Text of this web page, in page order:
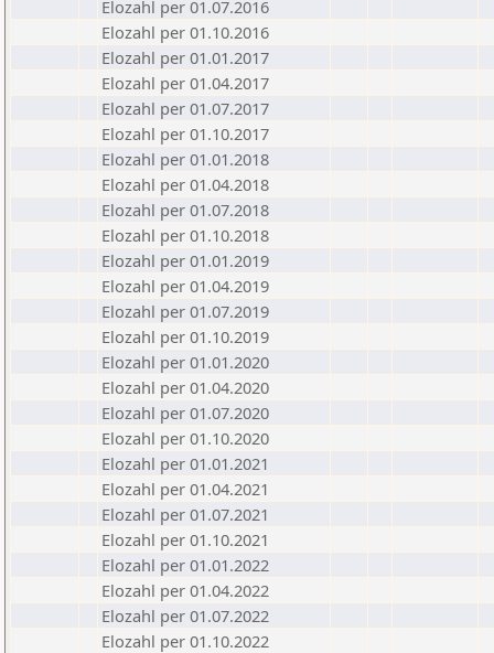
Elozahl per 01.07.2016
Elozahl per 01.10.2016
Elozahl per 01.01.2017
Elozahl per 01.04.2017
Elozahl per 01.07.2017
Elozahl per 01.10.2017
Elozahl per 01.01.2018
Elozahl per 01.04.2018
Elozahl per 01.07.2018
Elozahl per 01.10.2018
Elozahl per 01.01.2019
Elozahl per 01.04.2019
Elozahl per 01.07.2019
Elozahl per 01.10.2019
Elozahl per 01.01.2020
Elozahl per 01.04.2020
Elozahl per 01.07.2020
Elozahl per 01.10.2020
Elozahl per 01.01.2021
Elozahl per 01.04.2021
Elozahl per 01.07.2021
Elozahl per 01.10.2021
Elozahl per 01.01.2022
Elozahl per 01.04.2022
Elozahl per 01.07.2022
Elozahl per 01.10.2022